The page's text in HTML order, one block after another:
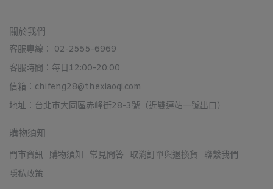
關於我們
客服專線： 02-2555-6969
客服時間：每日12:00-20:00
信箱：chifeng28@thexiaoqi.com
地址：台北市大同區赤峰街28-3號（近雙連站一號出口）
購物須知
門市資訊 購物須知 常見問答 取消訂單與退換貨
聯繫我們
隱私政策